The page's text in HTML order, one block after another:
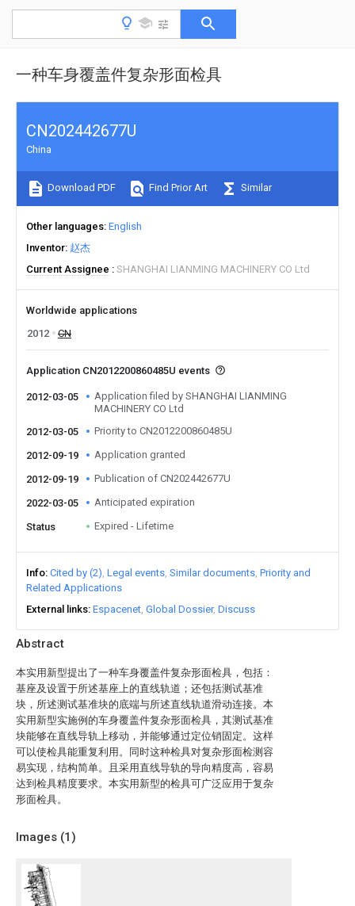
一种车身覆盖件复杂形面检具
Abstract
本实用新型提出了一种车身覆盖件复杂形面检具，包括：
基座及设置于所述基座上的直线轨道；还包括测试基准
块，所述测试基准块的底端与所述直线轨道滑动连接。本
实用新型实施例的车身覆盖件复杂形面检具，其测试基准
块能够在直线导轨上移动，并能够通过定位销固定。这样
可以使检具能重复利用。同时这种检具对复杂形面检测容
易实现，结构简单。且采用直线导轨的导向精度高，容易
达到检具精度要求。本实用新型的检具可广泛应用于复杂
形面检具。
Images (1)
CN202442677U
China
Download PDF Find Prior Art Similar
Other languages English
Inventor 赵杰
Current Assignee
SHANGHAI LIANMING MACHINERY CO Ltd
Worldwide applications
2012
CN
Application CN2012200860485U events
2012-03-05
Application filed by SHANGHAI LIANMING
MACHINERY CO Ltd
2012-03-05
Priority to CN2012200860485U
2012-09-19 Application granted
2012-09-19 Publication of CN202442677U
2022-03-05 Anticipated expiration
Status Expired - Lifetime
Info Cited by (2) Legal events Similar documents Priority and
Related Applications
External links Espacenet Global Dossier Discuss